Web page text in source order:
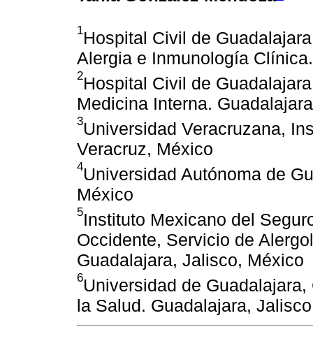
1Hospital Civil de
Alergia e Inmunología
2Hospital Civil de
Medicina Interna.
3Universidad Veracruzana,
Veracruz, México
4Universidad Autónoma de
México
5Instituto Mexicano del
Occidente, Servicio de
Guadalajara, Jalisco, México
6Universidad de
la Salud. Guadalajara,